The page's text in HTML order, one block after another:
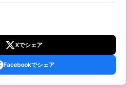
Xでシェア
Facebookでシェア